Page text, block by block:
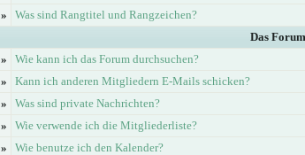
»
Was sind Rangtitel und Rangzeichen?
Das
»
Wie kann ich das Forum durchsuchen?
»
Kann ich anderen Mitgliedern E-Mails schicken?
»
Was sind private Nachrichten?
»
Wie verwende ich die Mitgliederliste?
»
Wie benutze ich den Kalender?